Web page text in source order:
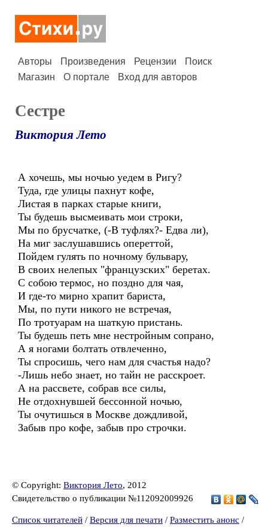
Авторы Произведения Рецензии
Поиск
Магазин
О портале Вход для авторов
Сестре
Виктория Лето
А хочешь, мы ночью уедем в Ригу?
Туда, где улицы пахнут кофе,
Листая в парках старые книги,
Ты будешь высмеивать мои строки,
Мы по брусчатке, (-В туфлях?- Едва ли),
На миг заслушавшись опереттой,
Пойдем гулять по ночному бульвару,
В своих нелепых "французских" беретах.
С собою термос, но поздно для чая,
И где-то мирно храпит бариста,
Мы, по пути никого не встречая,
По тротуарам на шаткую пристань.
Ты будешь петь мне нестройным сопрано,
А я ногами болтать отвлеченно,
Ты спросишь, чего нам для счастья надо?
-Лишь небо знает, но тайн не расскроет.
А на рассвете, собрав все силы,
Не отдохнувшей бессонной ночью,
Ты очутишься в Москве дождливой,
Забыв про кофе, забыв про строчки.
© Copyright: Виктория Лето, 2012
Свидетельство о публикации №112092009926
Список читателей / Версия для печати / Разместить анонс /